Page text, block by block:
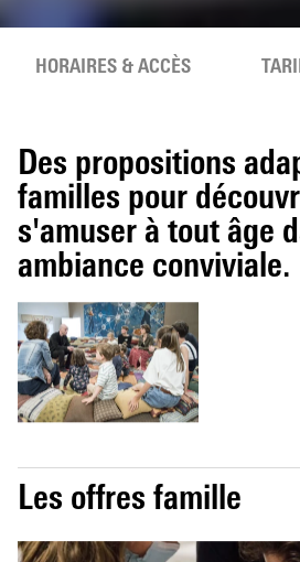
HORAIRES & ACCÈS
Des propositions
familles pour
s'amuser à tout âge
ambiance conviviale.
Les offres famille